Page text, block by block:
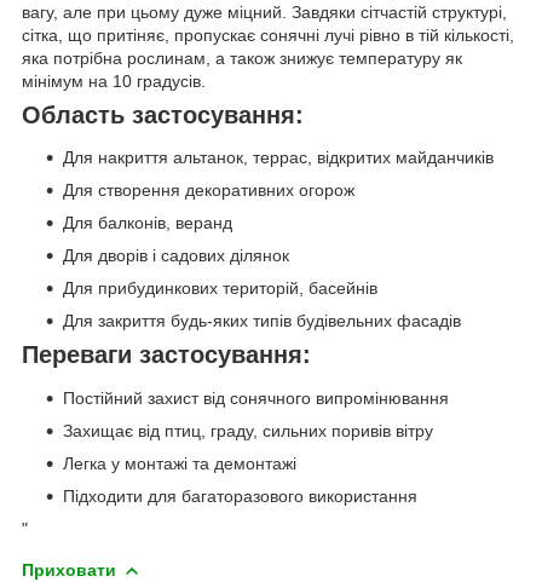
вагу, але при цьому дуже міцний. Завдяки сітчастій структурі,
сітка, що притіняє, пропускає сонячні лучі рівно в тій кількості,
яка потрібна рослинам, а також знижує температуру як
мінімум на 10 градусів.
Область застосування:
Для накриття альтанок, террас, відкритих майданчиків
Для створення декоративних огорож
Для балконів, веранд
Для дворів і садових ділянок
Для прибудинкових територій, басейнів
Для закриття будь-яких типів будівельних фасадів
Переваги застосування:
Постійний захист від сонячного випромінювання
Захищає від птиц, граду, сильних поривів вітру
Легка у монтажі та демонтажі
Підходити для багаторазового використання
"
Приховати